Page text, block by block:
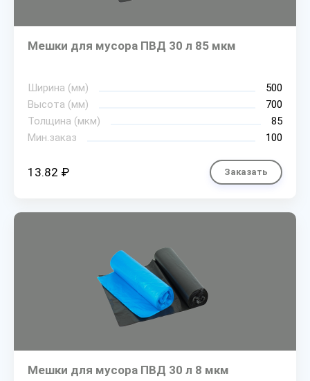
Мешки для мусора ПВД 30 л 85 мкм
Ширина (мм)
500
Высота (мм)
700
Толщина (мкм)
85
Мин.заказ
100
13.82 ₽ Заказать
Мешки для мусора ПВД 30 л 8 мкм